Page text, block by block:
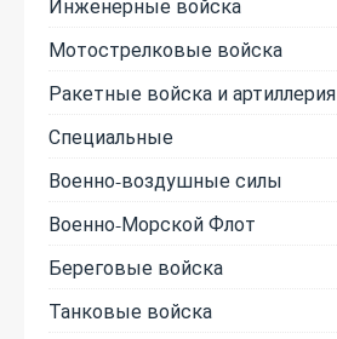
Инженерные войска
Мотострелковые войска
Ракетные войска и артиллерия
Специальные
Военно-воздушные силы
Военно-Морской Флот
Береговые войска
Танковые войска